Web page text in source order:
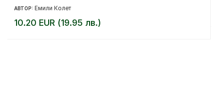
АВТОР: Емили Колет
10.20 EUR (19.95 лв.)